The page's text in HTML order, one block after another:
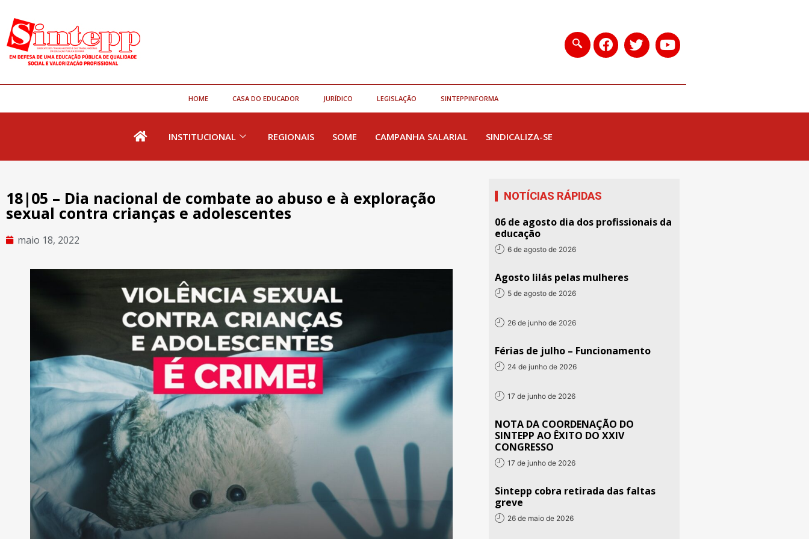
HOME CASA DO EDUCADOR JURÍDICO LEGISLAÇÃO SINTEPPINFORMA
INSTITUCIONAL REGIONAIS SOME CAMPANHA SALARIAL SINDICALIZA-SE
18|05 – Dia nacional de combate ao abuso e à exploração
sexual contra crianças e adolescentes
maio 18, 2022
NOTÍCIAS RÁPIDAS
06 de agosto dia dos profissionais da
educação
6 de agosto de 2026
Agosto lilás pelas mulheres
5 de agosto de 2026
26 de junho de 2026
Férias de julho – Funcionamento
24 de junho de 2026
17 de junho de 2026
NOTA DA COORDENAÇÃO DO
SINTEPP AO ÊXITO DO XXIV
CONGRESSO
17 de junho de 2026
Sintepp cobra retirada das faltas
greve
26 de maio de 2026